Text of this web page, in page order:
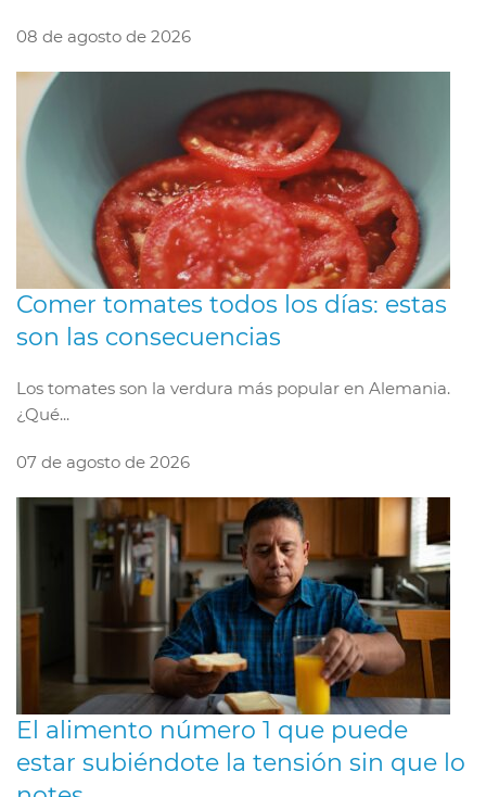
08 de agosto de 2026
Comer tomates todos los días: estas
son las consecuencias
Los tomates son la verdura más popular en Alemania.
¿Qué...
07 de agosto de 2026
El alimento número 1 que puede
estar subiéndote la tensión sin que lo